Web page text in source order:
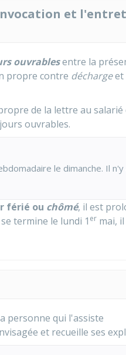
et
ouvrablesentre la
propre contre déchargeet
de la lettre au salarié
ouvrables.
le dimanche. Il n'y
férié ou chômé, il est
termine le lundi 1 er mai,
personne qui l'assiste
et recueille ses